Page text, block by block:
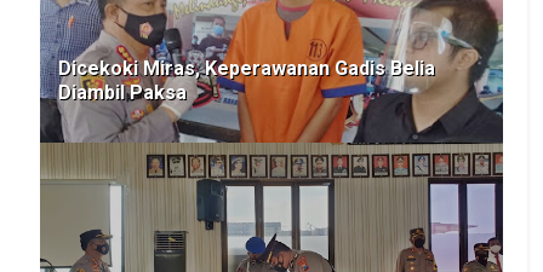
Dicekoki Miras, Keperawanan Gadis Belia
Diambil Paksa